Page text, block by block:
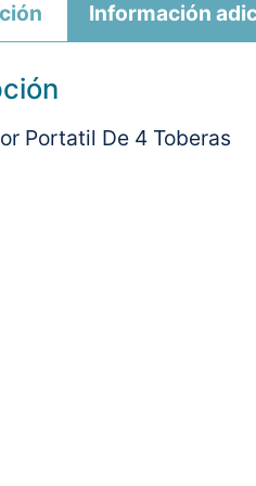
Información
Portatil De 4 Toberas